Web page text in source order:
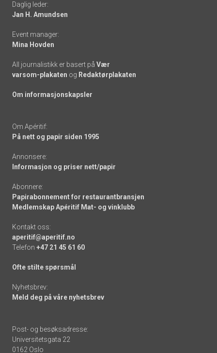
links
Daglig leder:
Jan H. Amundsen
Event manager:
Mina Hovden
All journalistikk er basert på Vær
varsom-plakaten og Redaktørplakaten
Om informasjonskapsler
Om Apéritif:
På nett og papir siden 1995
Annonsere:
Informasjon og priser nett/papir
Abonnere:
Papirabonnement for restaurantbransjen
Medlemskap Apéritif Mat- og vinklubb
Kontakt oss:
aperitif@aperitif.no
Telefon +47 21 45 61 60
Ofte stilte spørsmål
Nyhetsbrev:
Meld deg på våre nyhetsbrev
Post- og besøksadresse:
Universitetsgata 22
0162 Oslo